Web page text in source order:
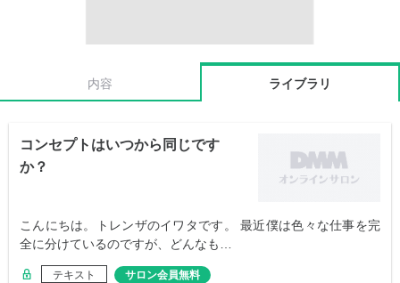
内容 ライブラリ
コンセプトはいつから同じです
か？
こんにちは。トレンザのイワタです。 最近僕は色々な仕事を完
全に分けているのですが、どんなも…
テキスト サロン会員無料